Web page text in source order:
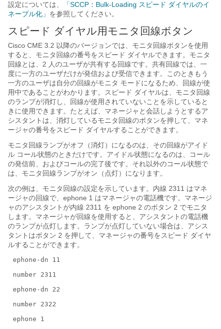
設定については、
「SCCP：Bulk-Loading スピード ダイヤルのイ
ネーブル化」 を参照してください。
スピード ダイヤル用モニタ回線ボタン
Cisco CME 3.2 以降のバージョンでは、 モニタ回線ボタンを使用
すると、モニタ回線の番号をスピード ダイヤルできます。モニタ
回線とは、2 人のユーザが共有する回線です。共有回線では、一
度に一方のユーザだけが発信および受信できます。このときもう
一方のユーザは自分の回線がモニタ モードになるため、回線が使
用中であることがわかります。スピード ダイヤルは、モニタ回線
のランプが消灯し、回線が使用されていないことを示していると
きに使用できます。たとえば、マネージャと会話しようとするア
シスタントは、消灯しているモニタ回線のボタンを押して、マネ
ージャの番号をスピード ダイヤルすることができます。
モニタ回線ランプがオフ（消灯）になるのは、その回線がアイド
ル コール状態のときだけです。アイドル状態になるのは、コール
の発信前、およびコールの完了後です。それ以外のコール状態で
は、モニタ回線ランプがオン（点灯）になります。
次の例は、モニタ回線の設定を示しています。内線 2311 はマネ
ージャの回線で、ephone 1 はマネージャの電話機です。マネージ
ャのアシスタントが内線 2311 を ephone 2 のボタン 2 でモニタ
します。マネージャが回線を使用すると、アシスタントの電話機
のランプが点灯します。ランプが点灯していない場合は、アシス
タントはボタン 2 を押して、マネージャの番号をスピード ダイヤ
ルすることができます。
ephone-dn 11
number 2311
ephone-dn 22
number 2322
ephone 1